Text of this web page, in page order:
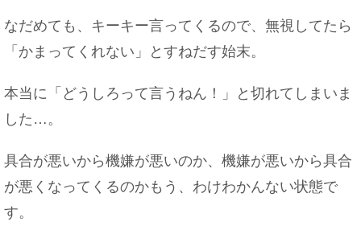
なだめても、キーキー言ってくるので、無視してたら
「かまってくれない」とすねだす始末。
本当に「どうしろって言うねん！」と切れてしまいま
した…。
具合が悪いから機嫌が悪いのか、機嫌が悪いから具合
が悪くなってくるのかもう、わけわかんない状態で
す。